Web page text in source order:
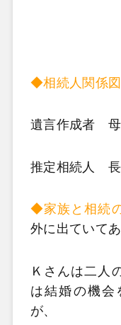
◆相続人関係図
遺言作成者
推定相続人
◆家族と相続
外に出ていて
Ｋさんは二人
は結婚の機会
が、